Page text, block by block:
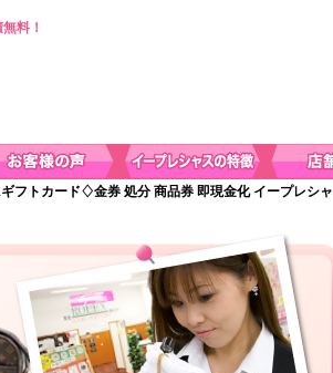
料！
フトカード♢金券 処分 商品券 即現金化 イープレシャ